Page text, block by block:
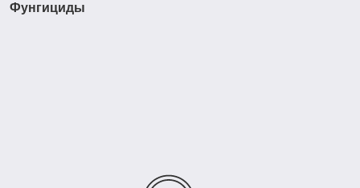
Фунгициды